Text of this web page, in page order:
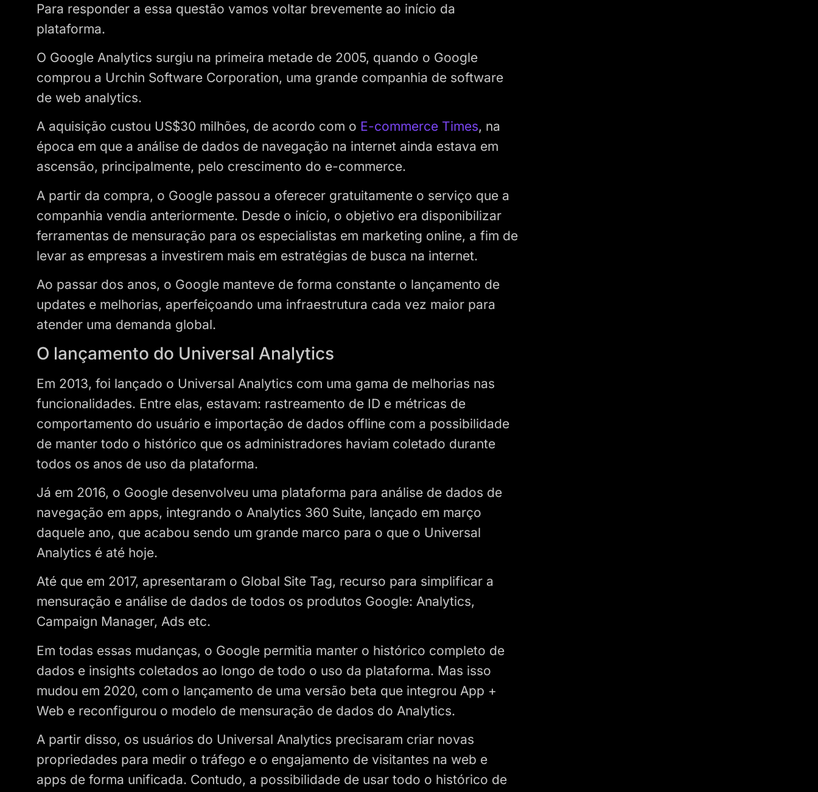
Para responder a essa questão vamos voltar brevemente ao início da
plataforma.
O Google Analytics surgiu na primeira metade de 2005, quando o Google
comprou a Urchin Software Corporation, uma grande companhia de software
de web analytics.
A aquisição custou US$30 milhões, de acordo com o E-commerce Times, na
época em que a análise de dados de navegação na internet ainda estava em
ascensão, principalmente, pelo crescimento do e-commerce.
A partir da compra, o Google passou a oferecer gratuitamente o serviço que a
companhia vendia anteriormente. Desde o início, o objetivo era disponibilizar
ferramentas de mensuração para os especialistas em marketing online, a fim de
levar as empresas a investirem mais em estratégias de busca na internet.
Ao passar dos anos, o Google manteve de forma constante o lançamento de
updates e melhorias, aperfeiçoando uma infraestrutura cada vez maior para
atender uma demanda global.
O lançamento do Universal Analytics
Em 2013, foi lançado o Universal Analytics com uma gama de melhorias nas
funcionalidades. Entre elas, estavam: rastreamento de ID e métricas de
comportamento do usuário e importação de dados offline com a possibilidade
de manter todo o histórico que os administradores haviam coletado durante
todos os anos de uso da plataforma.
Já em 2016, o Google desenvolveu uma plataforma para análise de dados de
navegação em apps, integrando o Analytics 360 Suite, lançado em março
daquele ano, que acabou sendo um grande marco para o que o Universal
Analytics é até hoje.
Até que em 2017, apresentaram o Global Site Tag, recurso para simplificar a
mensuração e análise de dados de todos os produtos Google: Analytics,
Campaign Manager, Ads etc.
Em todas essas mudanças, o Google permitia manter o histórico completo de
dados e insights coletados ao longo de todo o uso da plataforma. Mas isso
mudou em 2020, com o lançamento de uma versão beta que integrou App +
Web e reconfigurou o modelo de mensuração de dados do Analytics.
A partir disso, os usuários do Universal Analytics precisaram criar novas
propriedades para medir o tráfego e o engajamento de visitantes na web e
apps de forma unificada. Contudo, a possibilidade de usar todo o histórico de